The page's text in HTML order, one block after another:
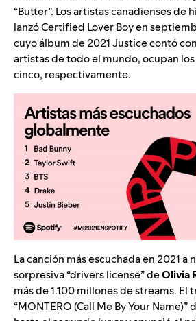
“Butter”. Los artistas canadienses de
lanzó Certified Lover Boy en
cuyo álbum de 2021 Justice contó
artistas de todo el mundo, ocupan
cinco, respectivamente.
La canción más escuchada en 2021 a
sorpresiva“drivers license”deOlivia
más de 1.100 millones de streams. El
“MONTERO (Call Me By Your Name)”